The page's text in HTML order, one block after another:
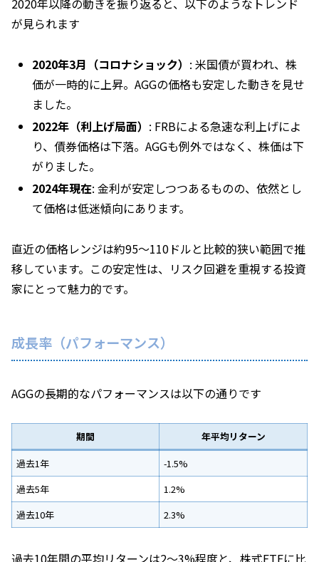
2020年以降の動きを振り返ると、以下のようなトレンド
が見られます
2020年3月（コロナショック） : 米国債が買われ、株
価が一時的に上昇。AGGの価格も安定した動きを見せ
ました。
2022年（利上げ局面） : FRBによる急速な利上げによ
り、債券価格は下落。AGGも例外ではなく、株価は下
がりました。
2024年現在: 金利が安定しつつあるものの、依然とし
て価格は低迷傾向にあります。
直近の価格レンジは約95～110ドルと比較的狭い範囲で推
移しています。この安定性は、リスク回避を重視する投資
家にとって魅力的です。
成長率（パフォーマンス）
AGGの長期的なパフォーマンスは以下の通りです
期間
年平均リターン
過去1年
-1.5%
過去5年
1.2%
過去10年
2.3%